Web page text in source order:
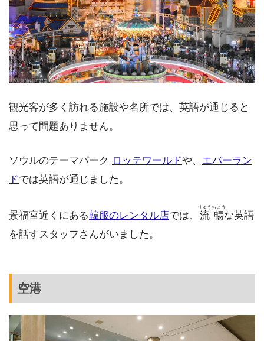
観光客が多く訪れる施設や名所では、英語が通じると
思って問題ありません。
ソウルのテーマパーク ロッテワールドや、 エバーラン
ドでは英語が通じました。
景福宮近くにある韓服のレンタル店では、 流暢
りゅうちょう
な英語
を話すスタッフさんがいました。
空港